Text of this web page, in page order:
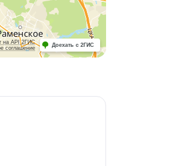
на API 2ГИС
соглашение
Доехать с 2ГИС